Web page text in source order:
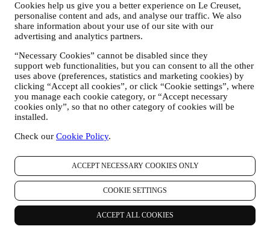
Cookies help us give you a better experience on Le Creuset,
personalise content and ads, and analyse our traffic. We also
share information about your use of our site with our
advertising and analytics partners.
“Necessary Cookies” cannot be disabled since they
support web functionalities, but you can consent to all the other
uses above (preferences, statistics and marketing cookies) by
clicking “Accept all cookies”, or click “Cookie settings”, where
you manage each cookie category, or “Accept necessary
cookies only”, so that no other category of cookies will be
installed.
Check our Cookie Policy.
ACCEPT NECESSARY COOKIES ONLY
COOKIE SETTINGS
ACCEPT ALL COOKIES
notre part, vous ferez partie de la base de données des
consommateurs du groupe Le Creuset. Celle-ci est gérée
conjointement, par Le Creuset BENELUX et Group AG, dont le
siège social est situé à Neuhofstrasse 4, 6340 Baar, en Suisse. Son
B62153630, dont les bureaux sont situés Paseo de Gracia 9 2º,
08007 Barcelone, Espagne. L’accord de responsabilité conjointe
pourvoit (a) à Le Creuset Group AG la responsabilité de la stratégie
marketing globale et de l’expérience client personnalisée ; (b) aux
filiales locales Le Creuset le bénéfice et l’implantation de cette
stratégie, ainsi que la possibilité de développer des initiatives
les parties le devoir de traiter de vos demandes concernant vos droits
3. POURQUOI COLLECTONS-NOUS CES INFORMATIONS ?
Nous pouvons traiter vos données aux fins suivantes :
POUR RÉPONDRE À NOS OBLIGATIONS LÉGALES.
Nous pouvons être amenés à traiter certaines données vous
concernant afin de répondre à nos obligations légales, ainsi
qu’à d’autres obligations découlant d’instructions émises par